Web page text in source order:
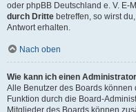
oder phpBB Deutschland e. V. E-
durch Dritte betreffen, so wirst
Antwort erhalten.
Nach oben
Wie kann ich einen
Alle Benutzer des Boards
Funktion durch die Board-
Mitglieder des Boards können